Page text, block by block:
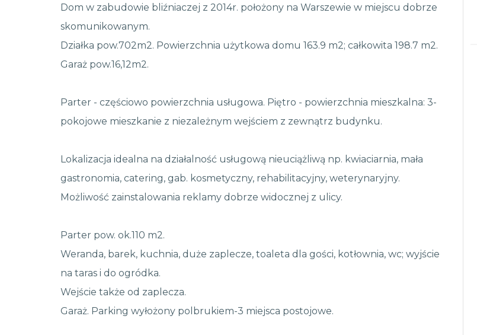
Dom w zabudowie bliźniaczej z 2014r. położony na Warszewie w miejscu dobrze
skomunikowanym.
Działka pow.702m2. Powierzchnia użytkowa domu 163.9 m2; całkowita 198.7 m2.
Garaż pow.16,12m2.
Parter - częściowo powierzchnia usługowa. Piętro - powierzchnia mieszkalna: 3-
pokojowe mieszkanie z niezależnym wejściem z zewnątrz budynku.
Lokalizacja idealna na działalność usługową nieuciążliwą np. kwiaciarnia, mała
gastronomia, catering, gab. kosmetyczny, rehabilitacyjny, weterynaryjny.
Możliwość zainstalowania reklamy dobrze widocznej z ulicy.
Parter pow. ok.110 m2.
Weranda, barek, kuchnia, duże zaplecze, toaleta dla gości, kotłownia, wc; wyjście
na taras i do ogródka.
Wejście także od zaplecza.
Garaż. Parking wyłożony polbrukiem-3 miejsca postojowe.